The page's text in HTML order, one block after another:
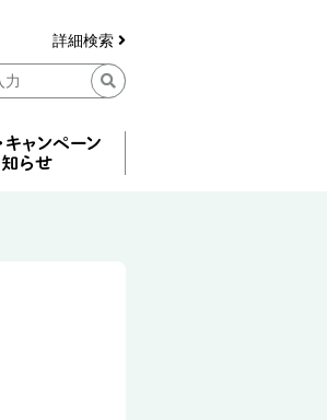
詳細検索